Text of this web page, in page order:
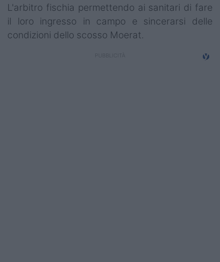
Serie B
Serie C
L'arbitro fischia permettendo ai sanitari di fare
il loro ingresso in campo e sincerarsi delle
condizioni dello scosso Moerat.